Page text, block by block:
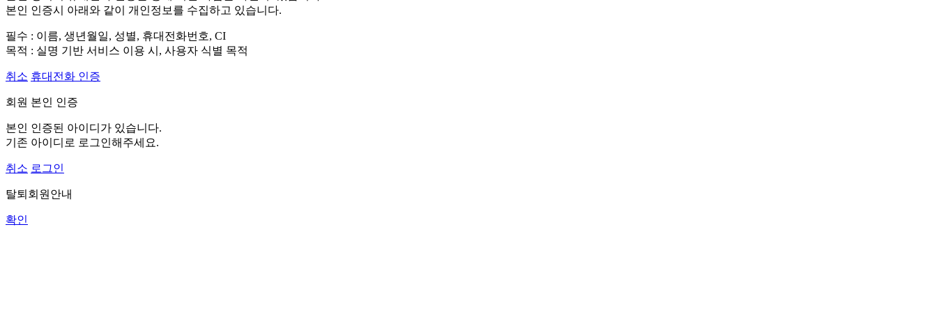
본인 인증시 아래와 같이 개인정보를 수집하고 있습니다.
필수 : 이름, 생년월일, 성별, 휴대전화번호, CI
목적 : 실명 기반 서비스 이용 시, 사용자 식별 목적
취소 휴대전화 인증
회원 본인 인증
본인 인증된 아이디가 있습니다.
기존 아이디로 로그인해주세요.
취소 로그인
탈퇴회원안내
확인